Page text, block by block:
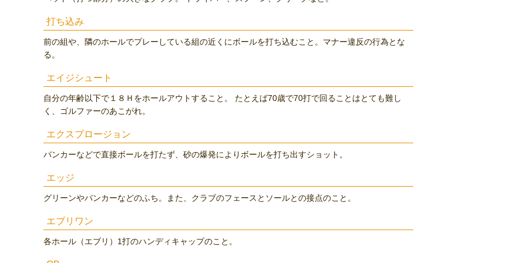
打ち込み
前の組や、隣のホールでプレーしている組の近くにボールを打ち込むこと。マナー違反の行為とな
る。
エイジシュート
自分の年齢以下で１８Ｈをホールアウトすること。 たとえば70歳で70打で回ることはとても難し
く、ゴルファーのあこがれ。
エクスプロージョン
バンカーなどで直接ボールを打たず、砂の爆発によりボールを打ち出すショット。
エッジ
グリーンやバンカーなどのふち。また、クラブのフェースとソールとの接点のこと。
エブリワン
各ホール（エブリ）1打のハンディキャップのこと。